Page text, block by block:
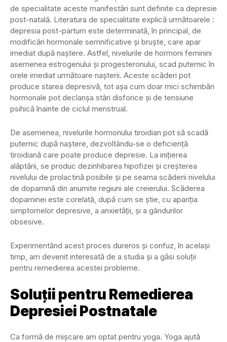
de specialitate aceste manifestări sunt definite ca depresie
post-natală. Literatura de specialitate explică următoarele :
depresia post-partum este determinată, în principal, de
modificări hormonale semnificative şi bruşte, care apar
imediat după naştere. Astfel, nivelurile de hormoni feminini
asemenea estrogenului şi progesteronului, scad puternic în
orele imediat următoare naşterii. Aceste scăderi pot
produce starea depresivă, tot aşa cum doar mici schimbări
hormonale pot declanşa stări disforice şi de tensiune
psihică înainte de ciclul menstrual.
De asemenea, nivelurile hormonului tiroidian pot să scadă
puternic după naştere, dezvoltându-se o deficienţă
tiroidiană care poate produce depresie. La iniţierea
alăptării, se produc dezinhibarea hipofizei şi creşterea
nivelului de prolactină posibile și pe seama scăderii nivelului
de dopamină din anumite regiuni ale creierului. Scăderea
dopaminei este corelată, după cum se ştie, cu apariţia
simptomelor depresive, a anxietăţii, şi a gândurilor
obsesive.
Experimentând acest proces dureros și confuz, în același
timp, am devenit interesată de a studia și a găsi soluții
pentru remedierea acestei probleme.
Soluții pentru Remedierea
Depresiei Postnatale
Ca formă de mișcare am optat pentru yoga. Yoga ajută